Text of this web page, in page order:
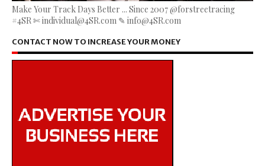
Make Your Track Days Better ... Since 2007 @forstreetracing
#4SR ✄ individual@4SR.com ✎ info@4SR.com
CONTACT NOW TO INCREASE YOUR MONEY